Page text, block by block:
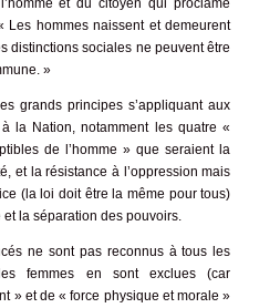
et du citoyen qui proclame
Les hommes naissent et demeurent
distinctions sociales ne peuvent être
»
grands principes s’appliquant aux
la Nation, notamment les quatre «
de l’homme » que seraient la
et la résistance à l’oppression mais
(la loi doit être la même pour tous)
la séparation des pouvoirs.
ne sont pas reconnus à tous les
femmes en sont exclues (car
» et de « force physique et morale »